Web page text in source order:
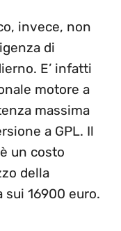
invece, non
di
E’ infatti
motore a
massima
a GPL. Il
un costo
della
sui 16900 euro.